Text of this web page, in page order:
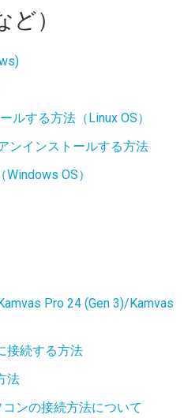
）
ルする方法（Linux OS）
ンインストールする方法
OS）
Pro 24 (Gen 3)/Kamvas
接続する方法
法
ンの接続方法について